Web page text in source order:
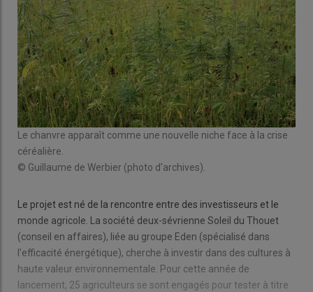
Le chanvre apparaît comme une nouvelle niche face à la crise
céréalière.
© Guillaume de Werbier (photo d'archives).
Le projet est né de la rencontre entre des investisseurs et le
monde agricole. La société deux-sévrienne Soleil du Thouet
(conseil en affaires), liée au groupe Eden (spécialisé dans
l'efficacité énergétique), cherche à investir dans des cultures à
haute valeur environnementale. Pour cette année de
lancement, 25 agriculteurs se sont engagés pour tester à titre